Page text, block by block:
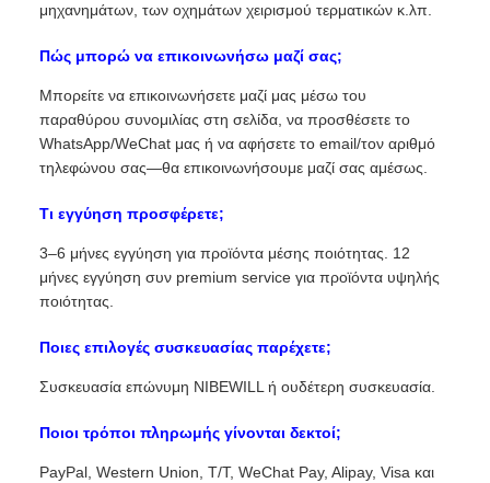
μηχανημάτων, των οχημάτων χειρισμού τερματικών κ.λπ.
Πώς μπορώ να επικοινωνήσω μαζί σας;
Μπορείτε να επικοινωνήσετε μαζί μας μέσω του
παραθύρου συνομιλίας στη σελίδα, να προσθέσετε το
WhatsApp/WeChat μας ή να αφήσετε το email/τον αριθμό
τηλεφώνου σας—θα επικοινωνήσουμε μαζί σας αμέσως.
Τι εγγύηση προσφέρετε;
3–6 μήνες εγγύηση για προϊόντα μέσης ποιότητας. 12
μήνες εγγύηση συν premium service για προϊόντα υψηλής
ποιότητας.
Ποιες επιλογές συσκευασίας παρέχετε;
Συσκευασία επώνυμη NIBEWILL ή ουδέτερη συσκευασία.
Ποιοι τρόποι πληρωμής γίνονται δεκτοί;
PayPal, Western Union, T/T, WeChat Pay, Alipay, Visa και